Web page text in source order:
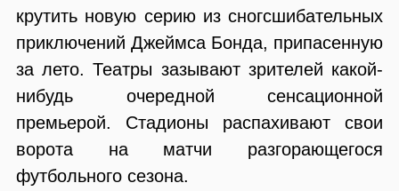
крутить новую серию из сногсшибательных
приключений Джеймса Бонда, припасенную
за лето. Театры зазывают зрителей какой-
нибудь очередной сенсационной
премьерой. Стадионы распахивают свои
ворота на матчи разгорающегося
футбольного сезона.